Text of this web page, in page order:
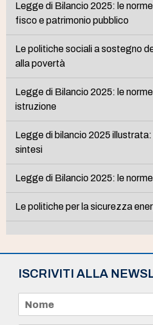
Legge di Bilancio 2025: le
fisco e patrimonio pubblico
Le politiche sociali a sostegno
alla povertà
Legge di Bilancio 2025: le
istruzione
Legge di bilancio 2025
sintesi
Legge di Bilancio 2025: le
Le politiche per la sicurezza
ISCRIVITI ALLA
m